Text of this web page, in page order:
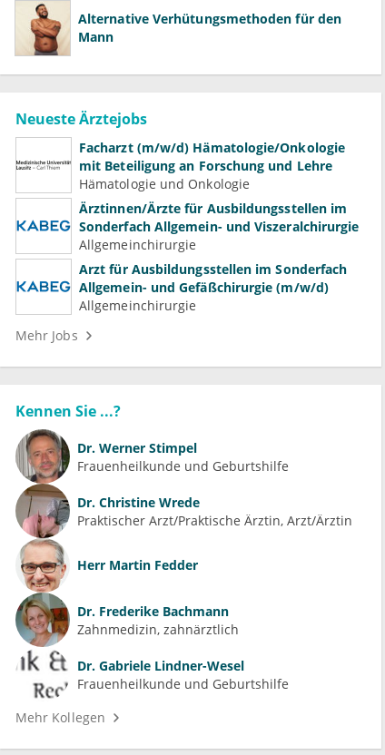
Alternative Verhütungsmethoden für den
Mann
Neueste Ärztejobs
Facharzt (m/w/d) Hämatologie/Onkologie
mit Beteiligung an Forschung und Lehre
Hämatologie und Onkologie
Ärztinnen/Ärzte für Ausbildungsstellen im
Sonderfach Allgemein- und Viszeralchirurgie
Allgemeinchirurgie
Arzt für Ausbildungsstellen im Sonderfach
Allgemein- und Gefäßchirurgie (m/w/d)
Allgemeinchirurgie
Mehr Jobs
Kennen Sie ...?
Dr. Werner Stimpel
Frauenheilkunde und Geburtshilfe
Dr. Christine Wrede
Praktischer Arzt/Praktische Ärztin, Arzt/Ärztin
Herr Martin Fedder
Dr. Frederike Bachmann
Zahnmedizin, zahnärztlich
Dr. Gabriele Lindner-Wesel
Frauenheilkunde und Geburtshilfe
Mehr Kollegen